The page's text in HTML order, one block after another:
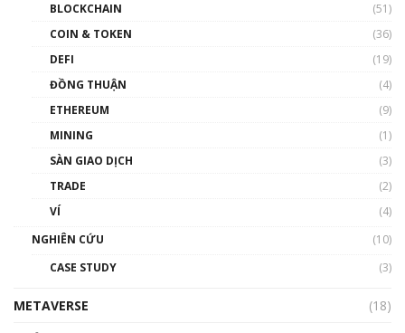
như thể nào?
00:39:31
Phổ cập Blockchain
thống & Crypto qua các cuộc chiến | Phổ cập
BLOCKCHAIN
(51)
COIN & TOKEN
(36)
DEFI
(19)
ĐỒNG THUẬN
(4)
ETHEREUM
(9)
MINING
(1)
SÀN GIAO DỊCH
(3)
TRADE
(2)
VÍ
(4)
NGHIÊN CỨU
(10)
CASE STUDY
(3)
METAVERSE
(18)